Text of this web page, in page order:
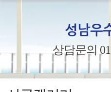
성남우
상담문의